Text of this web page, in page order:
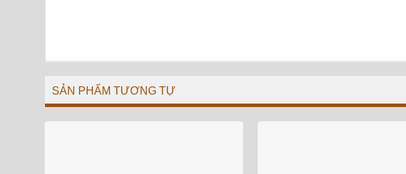
SẢN PHẨM TƯƠNG TỰ